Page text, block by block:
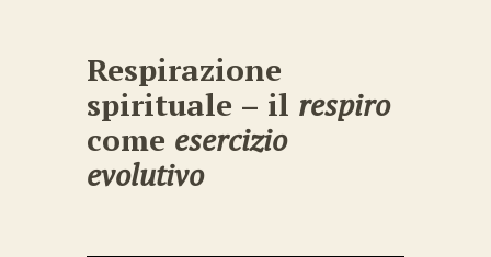
Respirazione
spirituale – il respiro
come esercizio
evolutivo